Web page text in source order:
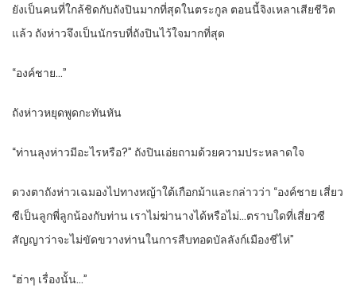
ยังเป็นคนที่ใกล้ชิดกับถังปินมากที่สุดในตระกูล ตอนนี้จิงเหลาเสียชีวิต
แล้ว ถังห่าวจึงเป็นนักรบที่ถังปินไว้ใจมากที่สุด
“องค์ชาย…”
ถังห่าวหยุดพูดกะทันหัน
“ท่านลุงห่าวมีอะไรหรือ?” ถังปินเอ่ยถามด้วยความประหลาดใจ
ดวงตาถังห่าวเฉมองไปทางหญ้าใต้เกือกม้าและกล่าวว่า “องค์ชาย เสี่ยว
ซีเป็นลูกพี่ลูกน้องกับท่าน เราไม่ฆ่านางได้หรือไม่…ตราบใดที่เสี่ยวซี
สัญญาว่าจะไม่ขัดขวางท่านในการสืบทอดบัลลังก์เมืองชีไห่”
“ฮ่าๆ เรื่องนั้น…”